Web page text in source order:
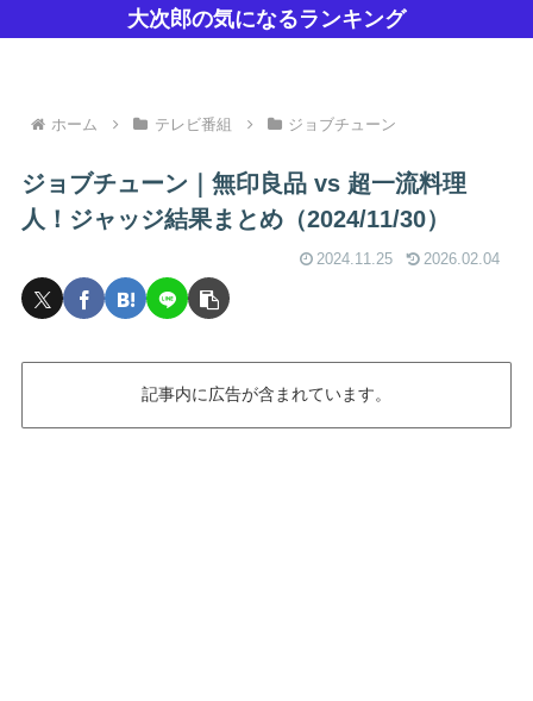
大次郎の気になるランキング
ホーム テレビ番組 ジョブチューン
ジョブチューン｜無印良品 vs 超一流料理
人！ジャッジ結果まとめ（2024/11/30）
2024.11.25 2026.02.04
記事内に広告が含まれています。